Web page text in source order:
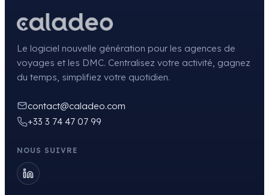
Le logiciel nouvelle génération pour les agences de
voyages et les DMC. Centralisez votre activité, gagnez
du temps, simplifiez votre quotidien.
contact@caladeo.com
+33 3 74 47 07 99
NOUS SUIVRE